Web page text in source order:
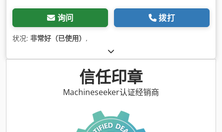
询问 拨打
状况: 非常好（已使用） ,
信任印章
Machineseeker认证经销商